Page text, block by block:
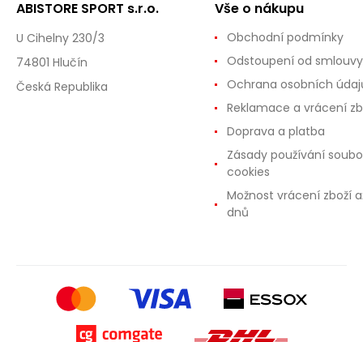
ABISTORE SPORT s.r.o.
U Cihelny 230/3
74801 Hlučín
Česká Republika
Vše o nákupu
Obchodní podmínky
Odstoupení od smlouvy
Ochrana osobních
Reklamace a vrácení
Doprava a platba
Zásady používání
cookies
Možnost vrácení zboží
dnů